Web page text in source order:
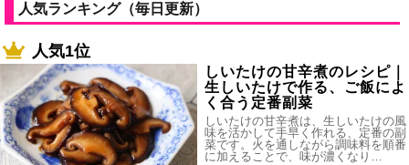
人気ランキング（毎日更新）
人気1位
しいたけの甘辛煮のレシピ｜
生しいたけで作る、ご飯によ
く合う定番副菜
しいたけの甘辛煮は、生しいたけの風
味を活かして手早く作れる、定番の副
菜です。火を通しながら調味料を順番
に加えることで、味が濃くなり…